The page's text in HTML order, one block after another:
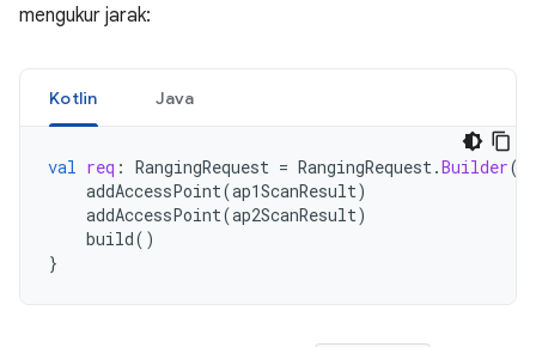
mengukur jarak:
Kotlin Java
val req : RangingRequest = RangingRequest.Builder
addAccessPoint(ap1ScanResult)
addAccessPoint(ap2ScanResult)
build()
}